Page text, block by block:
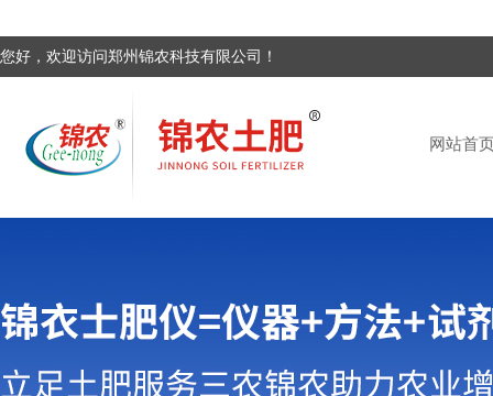
您好，欢迎访问郑州锦农科技有限公司！
网站首